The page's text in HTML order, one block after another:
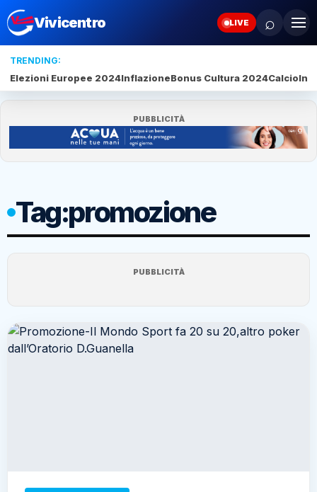
Vivicentro LIVE ⌕
TRENDING:
Elezioni Europee 2024InflazioneBonus Cultura 2024Calcio
PUBBLICITÀ
Tag:promozione
PUBBLICITÀ